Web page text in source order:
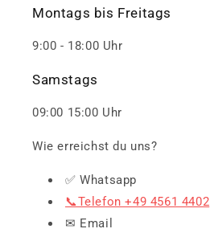
Montags bis Freitags
9:00 - 18:00 Uhr
Samstags
09:00 15:00 Uhr
Wie erreichst du uns?
✅ Whatsapp
📞Telefon +49 4561 4402
✉ Email